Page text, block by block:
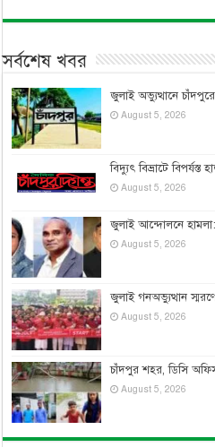
সর্বশেষ খবর
জুলাই অভ্যুত্থানে
August 5, 2026
বিদ্যুৎ বিভ্রাটে বিপর্যস্ত
August 5, 2026
জুলাই আন্দোলনে
August 5, 2026
জুলাই গনঅভ্যুত্থান
August 5, 2026
চাঁদপুর শহর, ডিসি
August 5, 2026